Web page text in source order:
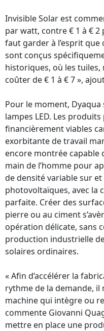
Invisible Solar est
par watt, contre € 1 à €
faut garder à l’esprit
sont conçus
historiques, où les
coûter de € 1 à € 7 »,
Pour le moment,
lampes LED. Les
financièrement viables
exorbitante de travail
encore montrée capable
main de l’homme pour
de densité variable sur et
photovoltaïques, avec la
parfaite. Créer des
pierre ou au ciment
opération délicate, sans
production industrielle
solaires ordinaires.
« Afin d’accélérer la
rythme de la demande,
machine qui intègre ou
commente Giovanni
mettre en place une